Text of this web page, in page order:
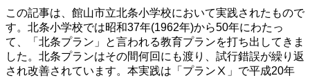
この記事は、館山市立北条小学校において実践されたもので
す。北条小学校では昭和37年(1962年)から50年にわたっ
て、「北条プラン」と言われる教育プランを打ち出してきま
した。北条プランはその間何回にも渡り、試行錯誤が繰り返
され改善されています。本実践は「プランⅩ」で平成20年